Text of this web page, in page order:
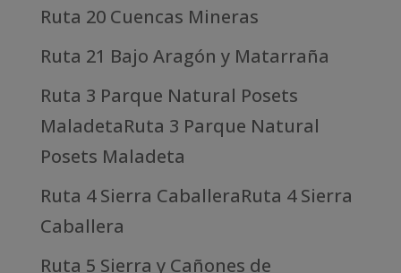
Ruta 20 Cuencas Mineras
Ruta 21 Bajo Aragón y Matarraña
Ruta 3 Parque Natural Posets
MaladetaRuta 3 Parque Natural
Posets Maladeta
Ruta 4 Sierra CaballeraRuta 4 Sierra
Caballera
Ruta 5 Sierra y Cañones de